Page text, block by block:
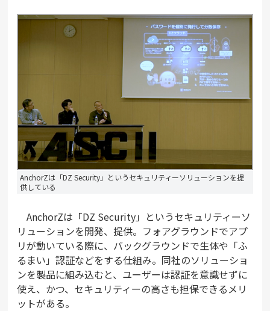
AnchorZは「DZ Security」というセキュリティーソリューションを提
供している
AnchorZは「DZ Security」というセキュリティーソ
リューションを開発、提供。フォアグラウンドでアプ
リが動いている際に、バックグラウンドで生体や「ふ
るまい」認証などをする仕組み。同社のソリューショ
ンを製品に組み込むと、ユーザーは認証を意識せずに
使え、かつ、セキュリティーの高さも担保できるメリ
ットがある。